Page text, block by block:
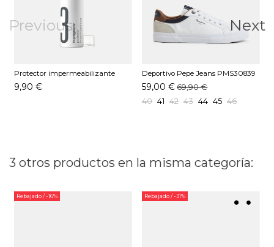
Previous
Protector impermeabilizante
Pedag 250 ML
9,90 €
Deportivo Pepe Jeans PMS30839
Blanco
59,00 € 69,90 €
40 41 42 43 44 45 46
Next
3 otros productos en la misma categoría:
Rebajado/ -16% Rebajado/ -31%